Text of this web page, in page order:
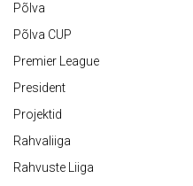
Põlva
Põlva CUP
Premier League
President
Projektid
Rahvaliiga
Rahvuste Liiga